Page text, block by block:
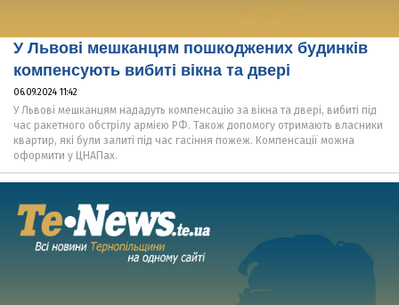
У Львові мешканцям пошкоджених будинків
компенсують вибиті вікна та двері
06.09.2024 11:42
У Львові мешканцям нададуть компенсацію за вікна та двері, вибиті під
час ракетного обстрілу армією РФ. Також допомогу отримають власники
квартир, які були залиті під час гасіння пожеж. Компенсації можна
оформити у ЦНАПах.